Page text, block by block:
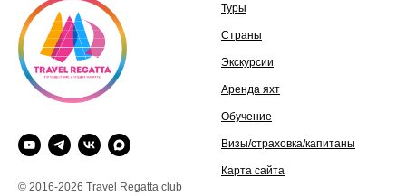
© 2016-2026 Travel Regatta club
Туры
Страны
Экскурсии
Аренда яхт
Обучение
Визы/страховка/капитаны
Карта сайта